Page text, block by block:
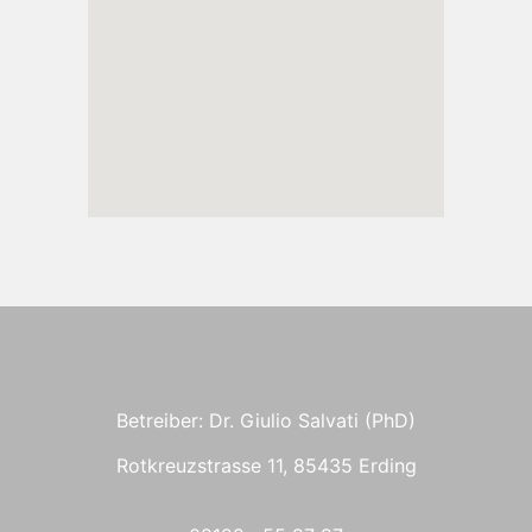
Betreiber: Dr. Giulio Salvati (PhD)
Rotkreuzstrasse 11, 85435 Erding